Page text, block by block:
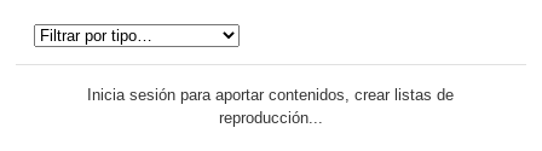
Inicia sesión para aportar contenidos, crear listas de
reproducción...